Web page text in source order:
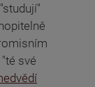
své